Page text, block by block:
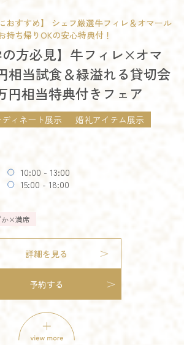
ディネート展示
婚礼アイテム展示
来館特典プレゼント
10:00 - 13:00
15:00 - 18:00
×満席
宴
試食会
婚礼アイテム展示
レゼント
×満席
詳細を見る
宴
試食会
展示
婚礼アイテム展示
相談会
レゼント
10:00 - 13:00
15:00 - 16:00
詳細を見る
予約する
おすすめ】 シェフ厳選牛フィレ＆オマール
ち帰りOKの安心特典付！
の方必見】牛フィレ×オマ
相当試食＆緑溢れる貸切会
円相当特典付きフェア
ィネート展示
婚礼アイテム展示
10:00 - 13:00
15:00 - 18:00
×満席
詳細を見る
予約する